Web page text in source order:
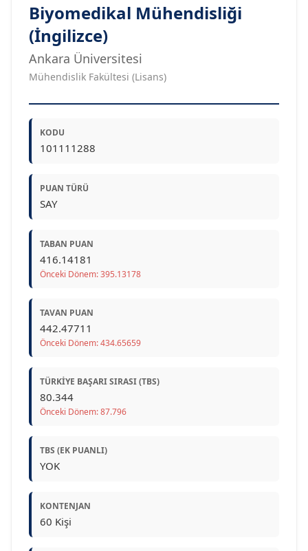
Biyomedikal Mühendisliği
(İngilizce)
Ankara Üniversitesi
Mühendislik Fakültesi (Lisans)
KODU
101111288
PUAN TÜRÜ
SAY
TABAN PUAN
416.14181
Önceki Dönem: 395.13178
TAVAN PUAN
442.47711
Önceki Dönem: 434.65659
TÜRKIYE BAŞARI SIRASI (TBS)
80.344
Önceki Dönem: 87.796
TBS (EK PUANLI)
YOK
KONTENJAN
60 Kişi